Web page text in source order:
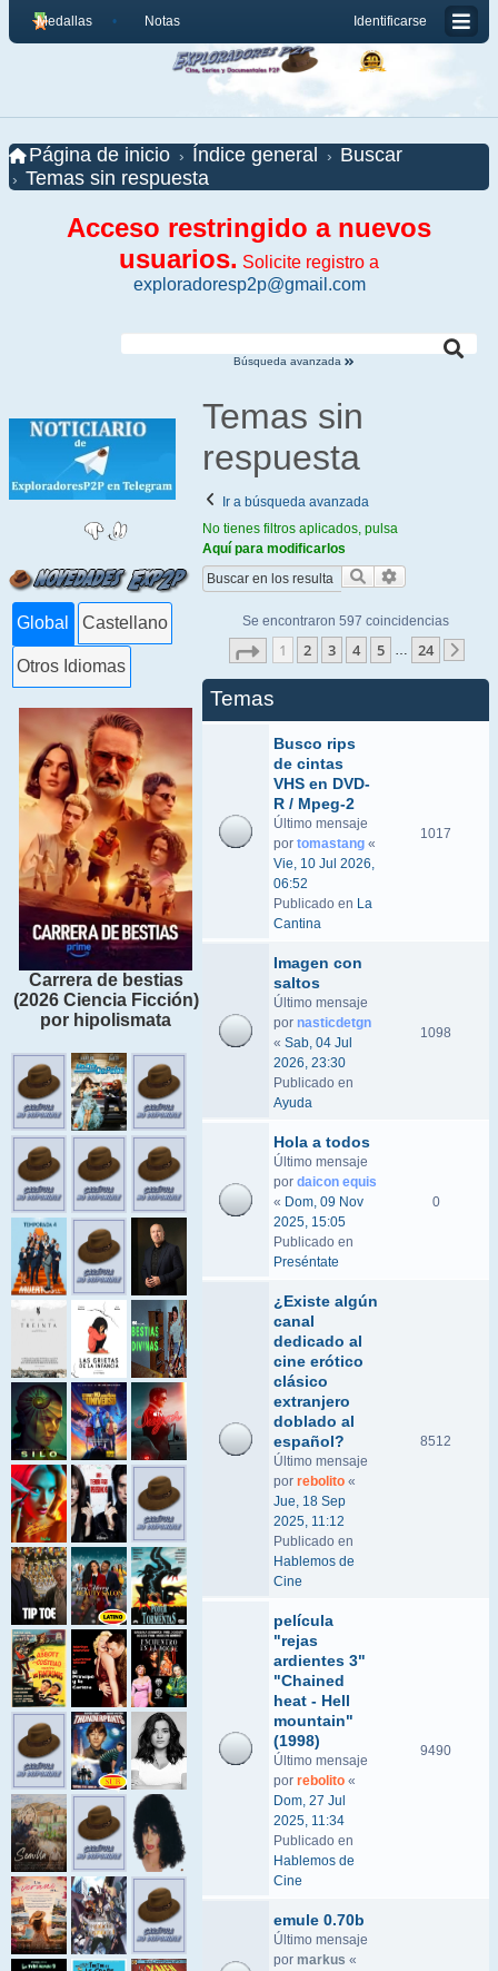
Identificarse
Medallas Notas
Página de inicio Índice general
Buscar
Temas sin respuesta
Acceso restringido a nuevos
usuarios. Solicite registro a
exploradoresp2p@gmail.com
Búsqueda avanzada
Global Castellano
Otros Idiomas
Carrera de bestias
(2026 Ciencia Ficción)
por hipolismata
Temas sin
respuesta
Ir a búsqueda avanzada
No tienes filtros aplicados, pulsa
Aquí para modificarlos
Buscar
Se encontraron 597 coincidencias
Página de 24
1 2 3 4 5 … 24
Temas
Busco rips
de cintas
VHS en DVD-
R / Mpeg-2
Último mensaje
por tomastang «
Vie, 10 Jul 2026,
06:52
Publicado en La
Cantina
1017
Imagen con
saltos
Último mensaje
por nasticdetgn
« Sab, 04 Jul
2026, 23:30
Publicado en
Ayuda
1098
Hola a todos
Último mensaje
por daicon equis
« Dom, 09 Nov
2025, 15:05
Publicado en
Preséntate
0
¿Existe algún
canal
dedicado al
cine erótico
clásico
extranjero
doblado al
español?
Último mensaje
por rebolito «
Jue, 18 Sep
2025, 11:12
Publicado en
Hablemos de
Cine
8512
película
"rejas
ardientes 3"
"Chained
heat - Hell
mountain"
(1998)
Último mensaje
por rebolito «
Dom, 27 Jul
2025, 11:34
Publicado en
Hablemos de
Cine
9490
emule 0.70b
Último mensaje
por markus «